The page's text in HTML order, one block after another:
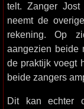
telt. Zanger
neemt de
rekening. Op
aangezien beide
de praktijk voegt
beide zangers
Dit kan echter